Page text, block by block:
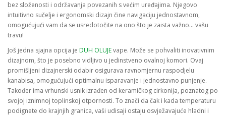
bez složenosti i održavanja povezanih s većim uređajima. Njegovo
intuitivno sučelje i ergonomski dizajn čine navigaciju jednostavnom,
omogućujući vam da se usredotočite na ono što je zaista važno... vašu
travu!
Još jedna sjajna opcija je DUH OLUJEvape. Može se pohvaliti inovativnim
dizajnom, što je posebno vidljivo u jedinstveno ovalnoj komori. Ovaj
promišljeni dizajnerski odabir osigurava ravnomjernu raspodjelu
kanabisa, omogućujući optimalnu isparavanje i jednostavno punjenje.
Također ima vrhunski usnik izrađen od keramičkog cirkonija, poznatog po
svojoj iznimnoj toplinskoj otpornosti. To znači da čak i kada temperaturu
podignete do krajnjih granica, vaši udisaji ostaju osvježavajuće hladni i